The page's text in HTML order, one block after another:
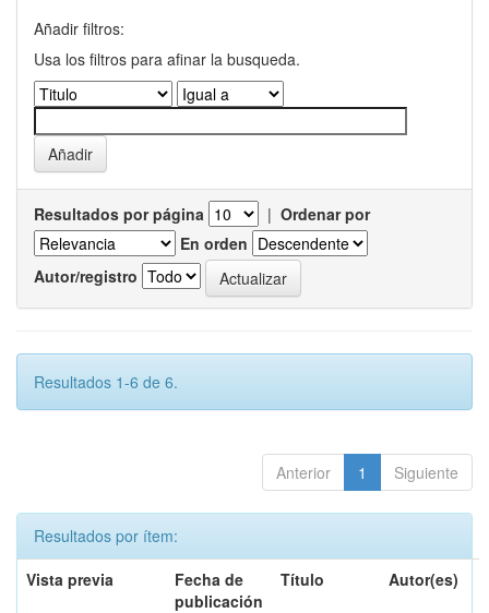
Añadir filtros:
Usa los filtros para afinar la busqueda.
Resultados por página | Ordenar por
En orden
Autor/registro
Resultados 1-6 de 6.
Anterior 1 Siguiente
Resultados por ítem:
Vista previa
Fecha de
publicación
Título Autor(es)